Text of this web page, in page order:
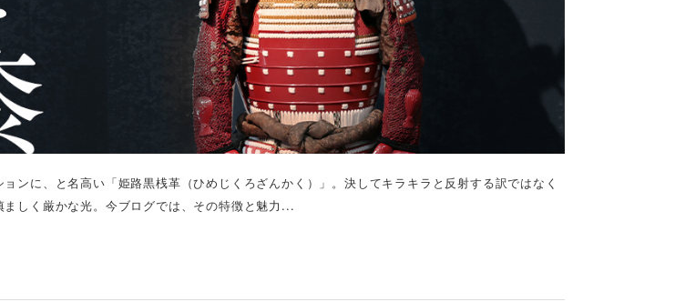
ンに、と名高い「姫路黒桟革（ひめじくろざんかく）」。決してキラキラと反射する訳ではなく
しく厳かな光。今ブログでは、その特徴と魅力...